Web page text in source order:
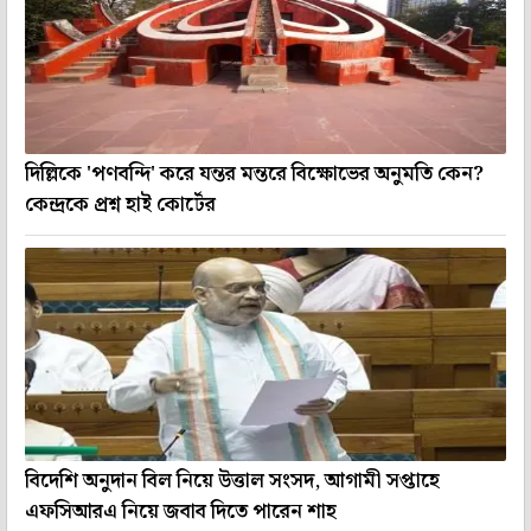
দিল্লিকে 'পণবন্দি' করে যন্তর মন্তরে বিক্ষোভের অনুমতি কেন?
কেন্দ্রকে প্রশ্ন হাই কোর্টের
বিদেশি অনুদান বিল নিয়ে উত্তাল সংসদ, আগামী সপ্তাহে
এফসিআরএ নিয়ে জবাব দিতে পারেন শাহ